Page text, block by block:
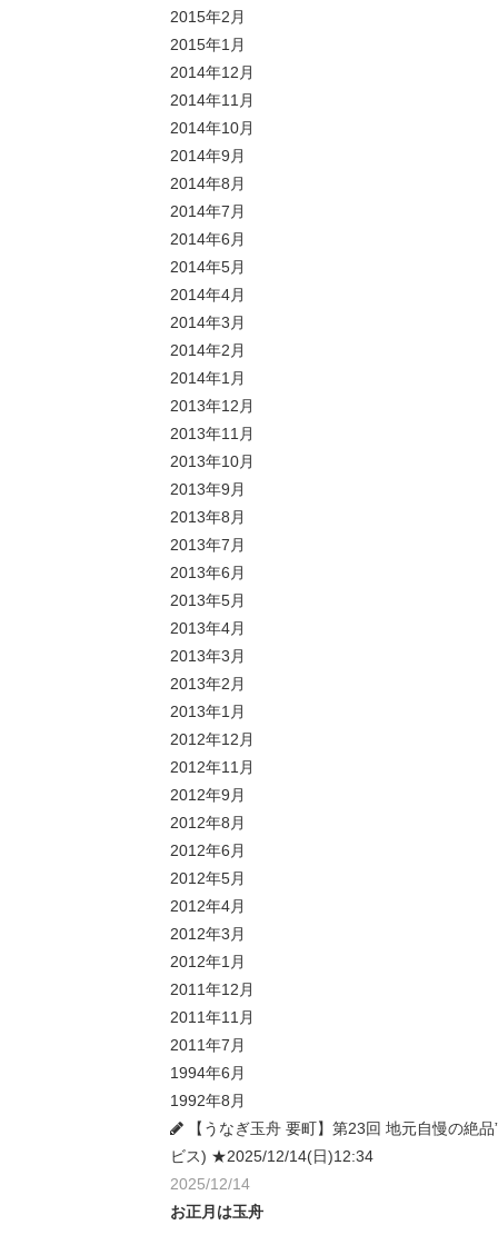
2015年2月
2015年1月
2014年12月
2014年11月
2014年10月
2014年9月
2014年8月
2014年7月
2014年6月
2014年5月
2014年4月
2014年3月
2014年2月
2014年1月
2013年12月
2013年11月
2013年10月
2013年9月
2013年8月
2013年7月
2013年6月
2013年5月
2013年4月
2013年3月
2013年2月
2013年1月
2012年12月
2012年11月
2012年9月
2012年8月
2012年6月
2012年5月
2012年4月
2012年3月
2012年1月
2011年12月
2011年11月
2011年7月
1994年6月
1992年8月
【うなぎ玉舟 要町】第23回 地元自慢の絶
ビス) ★2025/12/14(日)12:34
2025/12/14
お正月は玉舟